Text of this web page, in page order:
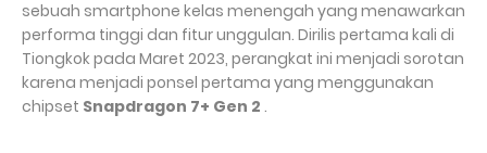
sebuah smartphone kelas menengah yang menawarkan
performa tinggi dan fitur unggulan. Dirilis pertama kali di
Tiongkok pada Maret 2023, perangkat ini menjadi sorotan
karena menjadi ponsel pertama yang menggunakan
chipset Snapdragon 7+ Gen 2 .